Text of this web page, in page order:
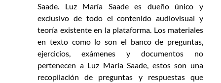
Saade. Luz María Saade es dueño único y
exclusivo de todo el contenido audiovisual y
teoría existente en la plataforma. Los materiales
en texto como lo son el banco de preguntas,
ejercicios, exámenes y documentos no
pertenecen a Luz María Saade, estos son una
recopilación de preguntas y respuestas que